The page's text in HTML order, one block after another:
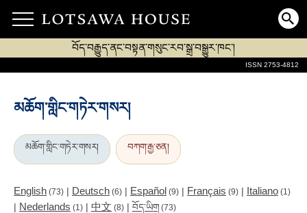
བོད་བརྒྱུད་ནང་བསྟན་གསུང་རབ་སྒྲ་བསྒྱུར་ཁང་།
ISSN 2753-4812
མཆོག་གླིང་གཏེར་གསར།
མཆོག་གླིང་གཏེར་གསར། བཀག་རྒྱ་ཅན།
English (73) | Deutsch (6) | Español (9) | Français (9) | Italiano (1)
| Nederlands (1) | 中文 (8) | བོད་ཡིག (73)